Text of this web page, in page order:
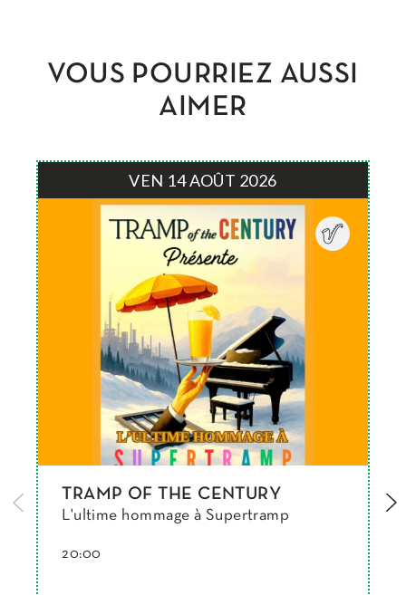
VOUS POURRIEZ AUSSI
AIMER
VEN 14 AOÛT 2026
TRAMP OF THE CENTURY
L'ultime hommage à Supertramp
20:00